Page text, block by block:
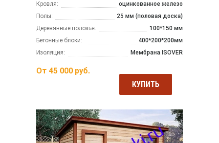
Кровля:
оцинкованное железо
Полы:
25 мм (половая доска)
Деревянные полозья:
100*150 мм
Бетонные блоки:
400*200*200мм
Изоляция:
Мембрана ISOVER
От 45 000 руб.
КУПИТЬ